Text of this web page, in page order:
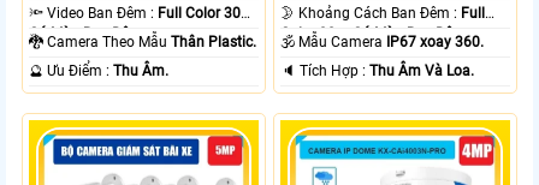
🔦 Video Ban Đêm : Full Color 30m
Có Màu Ban Ðêm.
🐉️ Camera Theo MẫuThân Plastic.
️🔮 Ưu Điểm :Thu Âm.
🌛 Khoảng Cách Ban Đêm : Full
Color 30m Có Màu Ban Ðêm.
🕉️ Mẫu Camera IP67 xoay 360.
️🔈 Tích Hợp :Thu Âm Và Loa.